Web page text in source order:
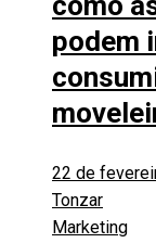
podem
22 de
Tonzar
Marketing